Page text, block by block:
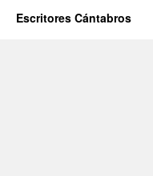
Escritores Cántabros